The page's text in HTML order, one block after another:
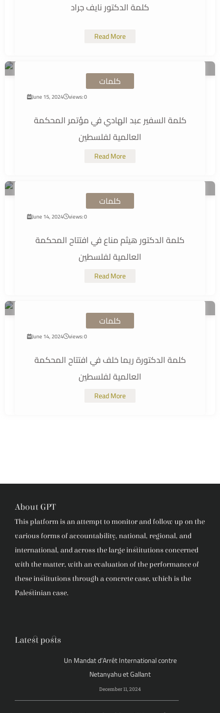
كلمة الدكتور نايف جراد
Read More
كلمات
June 15, 2024 views: 0
كلمة السفير عبد الهادي في مؤتمر المحكمة
العالمية لفلسطين
Read More
كلمات
June 14, 2024 views: 0
كلمة الدكتور هيثم مناع في افتتاح المحكمة
العالمية لفلسطين
Read More
كلمات
June 14, 2024 views: 0
كلمة الدكتورة ريما خلف في افتتاح المحكمة
العالمية لفلسطين
Read More
About GPT
This platform is an attempt to monitor and follow up on the
various forms of accountability, national, regional, and
international, and across the large institutions concerned
with the matter, with an evaluation of the performance of
these institutions through a concrete case, which is the
Palestinian case.
Latest posts
Un Mandat d’Arrêt International contre
Netanyahu et Gallant
December 11, 2024